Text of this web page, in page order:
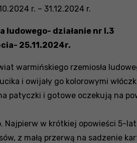
r. – 31.12.2024 r.
ludowego- działanie nr I.3
25.11.2024r.
warmińskiego rzemiosła
i owijały go kolorowymi
patyczki i gotowe oczekują na
w krótkiej opowieści 5-
z małą przerwą na sadzenie